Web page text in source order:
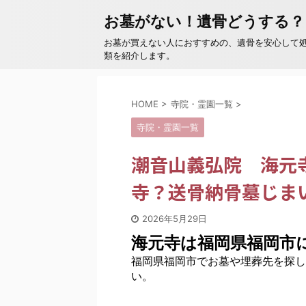
お墓がない！遺骨どうする？
お墓が買えない人におすすめの、遺骨を安心して
類を紹介します。
HOME > 寺院・霊園一覧 >
寺院・霊園一覧
潮音山義弘院 海元
寺？送骨納骨墓じま
2026年5月29日
海元寺は福岡県福岡市
福岡県福岡市でお墓や埋葬先を探
い。